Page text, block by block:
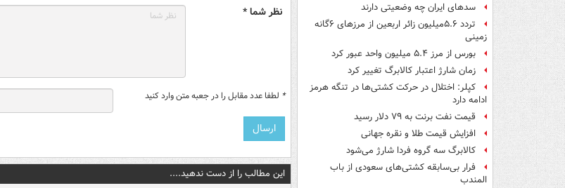
سدهای ایران چه وضعیتی دارند
تردد ۵.۶میلیون زائر اربعین از مرزهای ۶گانه
زمینی
بورس از مرز ۵.۴ میلیون واحد عبور کرد
زمان شارژ اعتبار کالابرگ تغییر کرد
کپلر: اختلال در حرکت کشتی‌ها در تنگه هرمز
ادامه دارد
قیمت نفت برنت به ۷۹ دلار رسید
افزایش قیمت طلا و نقره جهانی
کالابرگ سه گروه فردا شارژ می‌شود
فرار بی‌سابقه کشتی‌های سعودی از باب
المندب
نظر شما *
* لطفا عدد مقابل را در جعبه متن وارد کنید
این مطالب را از دست ندهید....